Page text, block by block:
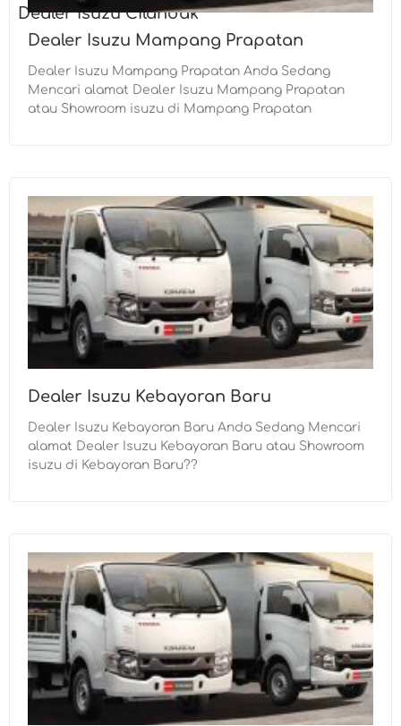
Dealer Isuzu Cilandak
Dealer Isuzu Mampang Prapatan
Dealer Isuzu Mampang Prapatan Anda Sedang
Mencari alamat Dealer Isuzu Mampang Prapatan
atau Showroom isuzu di Mampang Prapatan
Dealer Isuzu Kebayoran Baru
Dealer Isuzu Kebayoran Baru Anda Sedang Mencari
alamat Dealer Isuzu Kebayoran Baru atau Showroom
isuzu di Kebayoran Baru??